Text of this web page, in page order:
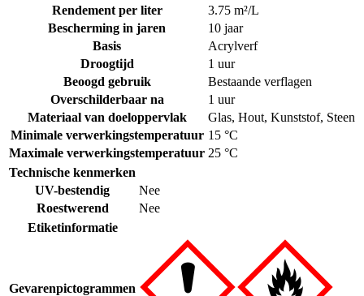
Rendement per liter
3.75 m²/L
Bescherming in jaren
10 jaar
Basis
Acrylverf
Droogtijd
1 uur
Beoogd gebruik
Bestaande verflagen
Overschilderbaar na
1 uur
Materiaal van doeloppervlak
Glas, Hout, Kunststof, Steen
Minimale verwerkingstemperatuur 15 °C
Maximale verwerkingstemperatuur 25 °C
Technische kenmerken
UV-bestendig
Nee
Roestwerend
Nee
Etiketinformatie
Gevarenpictogrammen